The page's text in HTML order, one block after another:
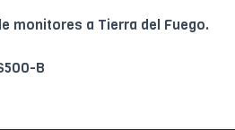
monitores a Tierra del Fuego.
B